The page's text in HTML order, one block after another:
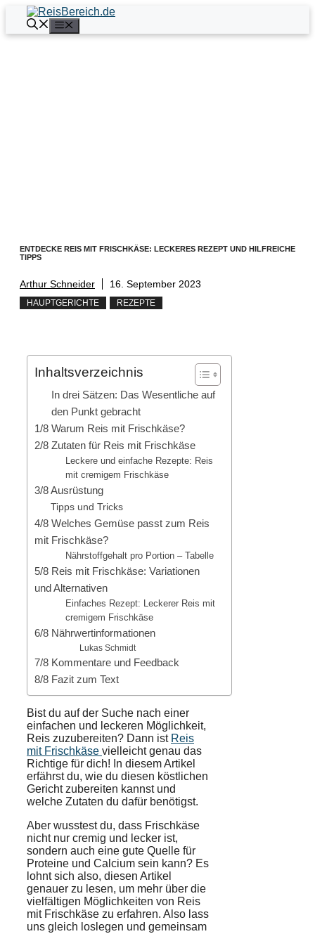
Inhalt
springen
ENTDECKE REIS MIT FRISCHKÄSE: LECKERES REZEPT UND HILFREICHE
TIPPS
Arthur Schneider 16. September 2023
HAUPTGERICHTE REZEPTE
Inhaltsverzeichnis
In drei Sätzen: Das Wesentliche auf
den Punkt gebracht
1/8 Warum Reis mit Frischkäse?
2/8 Zutaten für Reis mit Frischkäse
Leckere und einfache Rezepte: Reis
mit cremigem Frischkäse
3/8 Ausrüstung
Tipps und Tricks
4/8 Welches Gemüse passt zum Reis
mit Frischkäse?
Nährstoffgehalt pro Portion – Tabelle
5/8 Reis mit Frischkäse: Variationen
und Alternativen
Einfaches Rezept: Leckerer Reis mit
cremigem Frischkäse
6/8 Nährwertinformationen
Lukas Schmidt
7/8 Kommentare und Feedback
8/8 Fazit zum Text
Bist du auf der Suche nach einer
einfachen und leckeren Möglichkeit,
Reis zuzubereiten? Dann ist Reis
mit Frischkäse vielleicht genau das
Richtige für dich! In diesem Artikel
erfährst du, wie du diesen köstlichen
Gericht zubereiten kannst und
welche Zutaten du dafür benötigst.
Aber wusstest du, dass Frischkäse
nicht nur cremig und lecker ist,
sondern auch eine gute Quelle für
Proteine und Calcium sein kann? Es
lohnt sich also, diesen Artikel
genauer zu lesen, um mehr über die
vielfältigen Möglichkeiten von Reis
mit Frischkäse zu erfahren. Also lass
uns gleich loslegen und gemeinsam